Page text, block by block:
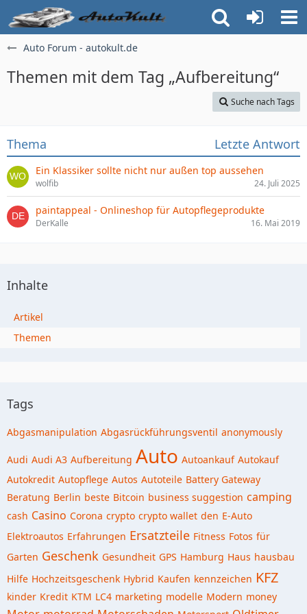
Auto Forum - autokult.de
Themen mit dem Tag „Aufbereitung“
Suche nach Tags
Thema Letzte Antwort
Ein Klassiker sollte nicht nur außen top aussehen
wolfib 24. Juli 2025
paintappeal - Onlineshop für Autopflegeprodukte
DerKalle 16. Mai 2019
Inhalte
Artikel
Themen
Tags
Abgasmanipulation Abgasrückführungsventil anonymously
Audi Audi A3 Aufbereitung Auto Autoankauf Autokauf
Autokredit Autopflege Autos Autoteile Battery Gateway
Beratung Berlin beste Bitcoin business suggestion camping
cash Casino Corona crypto crypto wallet den E-Auto
Elektroautos Erfahrungen Ersatzteile Fitness Fotos für
Garten Geschenk Gesundheit GPS Hamburg Haus hausbau
Hilfe Hochzeitsgeschenk Hybrid Kaufen kennzeichen KFZ
kinder Kredit KTM LC4 marketing modelle Modern money